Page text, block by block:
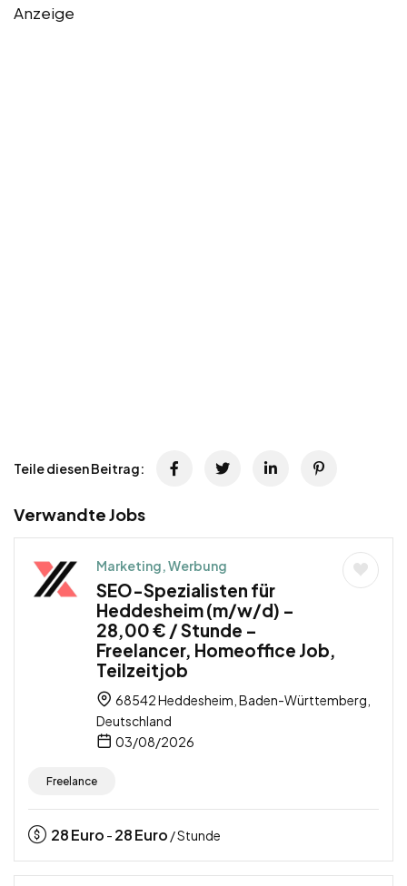
Anzeige
Teile diesen Beitrag:
Verwandte Jobs
Marketing, Werbung
SEO-Spezialisten für
Heddesheim (m/w/d) –
28,00 € / Stunde –
Freelancer, Homeoffice Job,
Teilzeitjob
68542 Heddesheim, Baden-Württemberg,
Deutschland
03/08/2026
Freelance
28Euro - 28Euro / Stunde